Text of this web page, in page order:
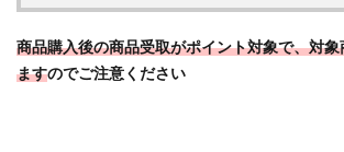
ット）
でポイ
活する
にはこ
商品購入後の商品受取がポイント対象で、対
ますのでご注意ください